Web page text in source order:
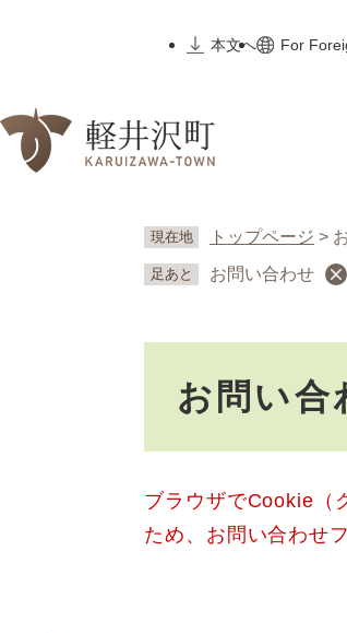
先
本文へ
For
現在地 トップページ >
足あと お問い合わせ
お問い合
ブラウザでCookie（
ため、お問い合わせ